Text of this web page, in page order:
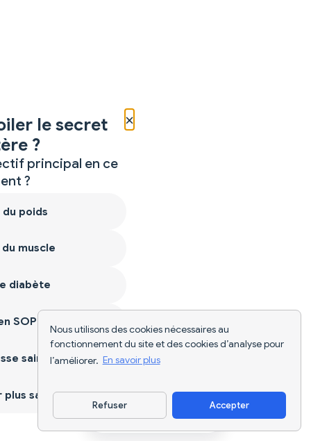
Nous utilisons des cookies nécessaires au
fonctionnement du site et des cookies d’analyse pour
l’améliorer. En savoir plus
Refuser Accepter
Télécharger l'appli
×
le secret
?
principal en ce
?
poids
muscle
diabète
SOPK
saine
sain